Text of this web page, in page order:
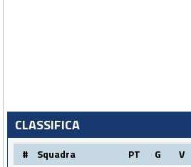
CLASSIFICA
# Squadra PT G V